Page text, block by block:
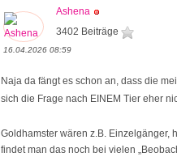
Ashena
3402 Beiträge
16.04.2026 08:59
Naja da fängt es schon an, dass die
sich die Frage nach EINEM Tier eher
Goldhamster wären z.B. Einzelgänger,
findet man das noch bei vielen